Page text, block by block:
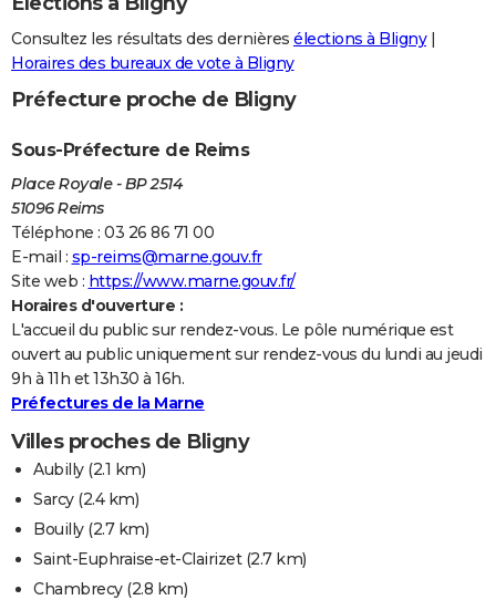
Consultez les résultats des dernières élections à Bligny|
Horaires des bureaux de vote à Bligny
Préfecture proche de Bligny
Sous-Préfecture de Reims
Place Royale - BP 2514
51096 Reims
Téléphone : 03 26 86 71 00
E-mail : sp-reims@marne.gouv.fr
Site web : https://www.marne.gouv.fr/
Horaires d'ouverture :
L'accueil du public sur rendez-vous. Le pôle numérique est
ouvert au public uniquement sur rendez-vous du lundi au jeudi
9h à 11h et 13h30 à 16h.
Préfectures de la Marne
Villes proches de Bligny
Aubilly(2.1 km)
Sarcy(2.4 km)
Bouilly(2.7 km)
Saint-Euphraise-et-Clairizet(2.7 km)
Chambrecy(2.8 km)